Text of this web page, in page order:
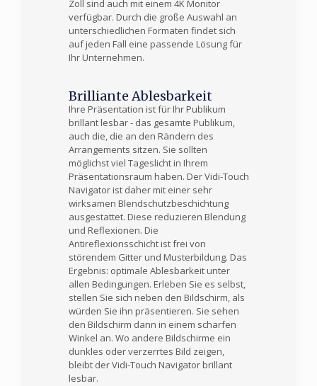
Zoll sind auch mit einem 4K Monitor
verfügbar. Durch die große Auswahl an
unterschiedlichen Formaten findet sich
auf jeden Fall eine passende Lösung für
Ihr Unternehmen.
Brilliante Ablesbarkeit
Ihre Präsentation ist für Ihr Publikum
brillant lesbar - das gesamte Publikum,
auch die, die an den Rändern des
Arrangements sitzen. Sie sollten
möglichst viel Tageslicht in Ihrem
Präsentationsraum haben. Der Vidi-Touch
Navigator ist daher mit einer sehr
wirksamen Blendschutzbeschichtung
ausgestattet. Diese reduzieren Blendung
und Reflexionen. Die
Antireflexionsschicht ist frei von
störendem Gitter und Musterbildung. Das
Ergebnis: optimale Ablesbarkeit unter
allen Bedingungen. Erleben Sie es selbst,
stellen Sie sich neben den Bildschirm, als
würden Sie ihn präsentieren. Sie sehen
den Bildschirm dann in einem scharfen
Winkel an. Wo andere Bildschirme ein
dunkles oder verzerrtes Bild zeigen,
bleibt der Vidi-Touch Navigator brillant
lesbar.